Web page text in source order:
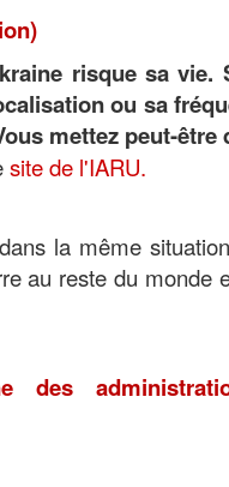
risque sa vie.
ou sa
mettez peut-être
site de l'IARU.
la même
au reste du monde
des